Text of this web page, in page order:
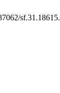
sf.31.18615.